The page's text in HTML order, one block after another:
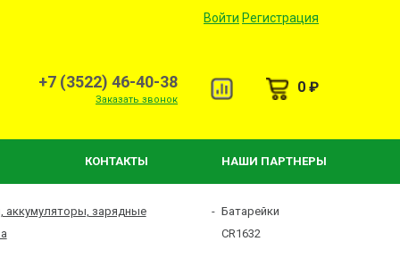
Войти Регистрация
+7 (3522) 46-40-38
Заказать звонок
0 ₽
КОНТАКТЫ НАШИ ПАРТНЕРЫ
аккумуляторы, зарядные
- Батарейки
CR1632